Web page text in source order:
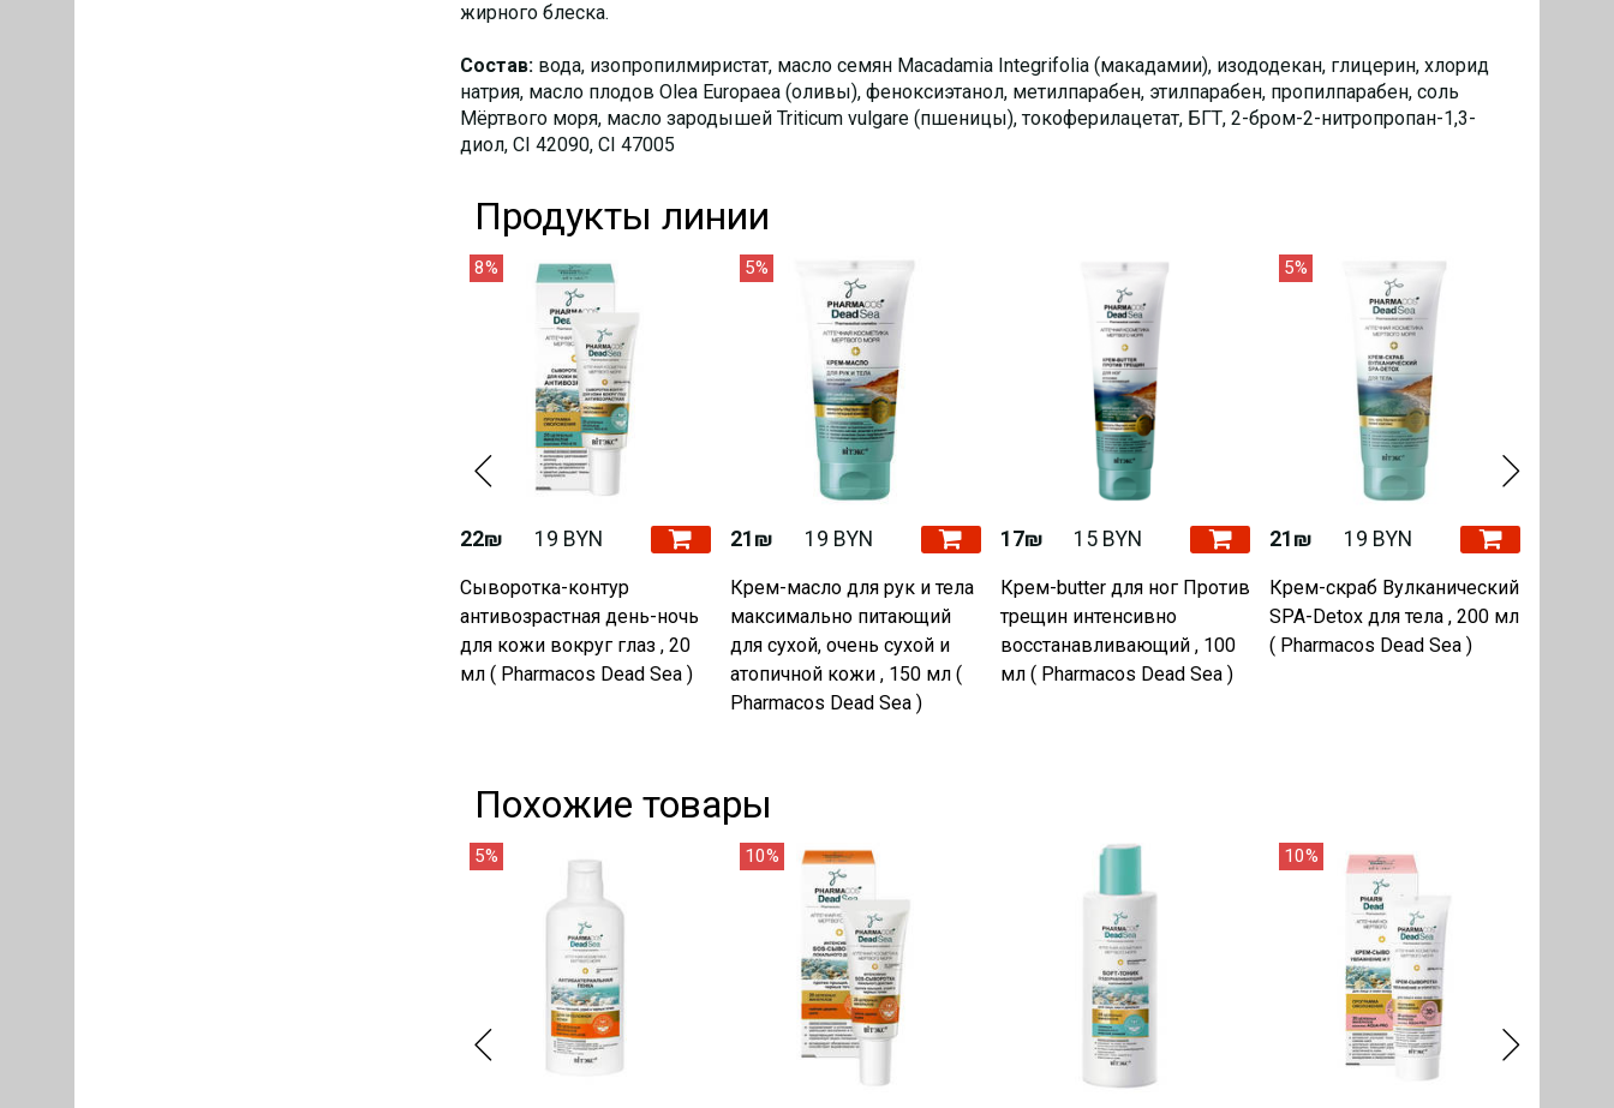
жирного блеска.
Состав: вода, изопропилмиристат, масло семян Macadamia Integrifolia (макадамии), изододекан, глицерин, хлорид
натрия, масло плодов Olea Europaea (оливы), феноксиэтанол, метилпарабен, этилпарабен, пропилпарабен, соль
Мёртвого моря, масло зародышей Triticum vulgare (пшеницы), токоферилацетат, БГТ, 2-бром-2-нитропропан-1,3-
диол, CI 42090, CI 47005
Продукты линии
8%
22₪ 19 BYN
Сыворотка-контур
антивозрастная день-ночь
для кожи вокруг глаз , 20
мл ( Pharmacos Dead Sea )
5%
21₪ 19 BYN
Крем-масло для рук и тела
максимально питающий
для сухой, очень сухой и
атопичной кожи , 150 мл (
Pharmacos Dead Sea )
17₪ 15 BYN
Крем-butter для ног Против
трещин интенсивно
восстанавливающий , 100
мл ( Pharmacos Dead Sea )
5%
21₪ 19 BYN
Крем-скраб Вулканический
SPA-Detox для тела , 200 мл
( Pharmacos Dead Sea )
Похожие товары
5% 10% 10%